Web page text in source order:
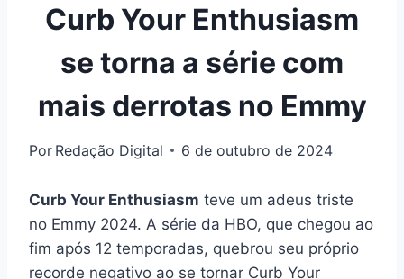
Curb Your Enthusiasm
se torna a série com
mais derrotas no Emmy
Por Redação Digital 6 de outubro de 2024
Curb Your Enthusiasm teve um adeus triste
no Emmy 2024. A série da HBO, que chegou ao
fim após 12 temporadas, quebrou seu próprio
recorde negativo ao se tornar Curb Your